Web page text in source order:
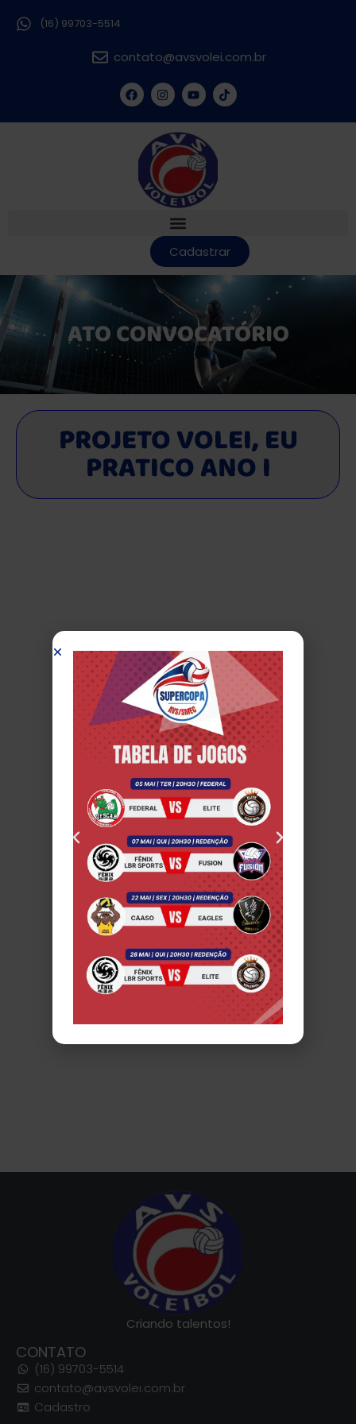
(16) 99703-5514
contato@avsvolei.com.br
Cadastrar
ATO CONVOCATÓRIO
PROJETO VOLEI, EU
PRATICO ANO I
Criando talentos!
CONTATO
(16) 99703-5514
contato@avsvolei.com.br
Cadastro